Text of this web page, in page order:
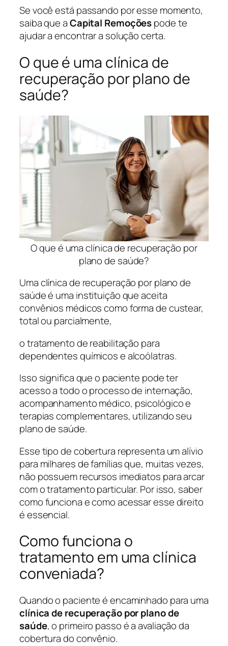
Se você está passando por esse momento,
saiba que aCapital Remoçõespode te
ajudar a encontrar a solução certa.
O que é uma clínica de
recuperação por plano de
saúde?
O que é uma clínica de recuperação por
plano de saúde?
Uma clínica de recuperação por plano de
saúde é uma instituição que aceita
convênios médicos como forma de custear,
total ou parcialmente,
o tratamento de reabilitação para
dependentes químicos e alcoólatras.
Isso significa que o paciente pode ter
acesso a todo o processo de internação,
acompanhamento médico, psicológico e
terapias complementares, utilizando seu
plano de saúde.
Esse tipo de cobertura representa um alívio
para milhares de famílias que, muitas vezes,
não possuem recursos imediatos para arcar
com o tratamento particular. Por isso, saber
como funciona e como acessar esse direito
é essencial.
Como funciona o
tratamento em uma clínica
conveniada?
Quando o paciente é encaminhado para uma
clínica de recuperação por plano de
saúde, o primeiro passo é a avaliação da
cobertura do convênio.